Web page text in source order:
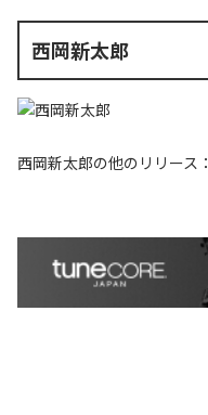
西岡新太郎
西岡新太郎の他のリリース：